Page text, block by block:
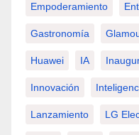
Empoderamiento
Gastronomía
Huawei IA
Innovación
Lanzamiento LG